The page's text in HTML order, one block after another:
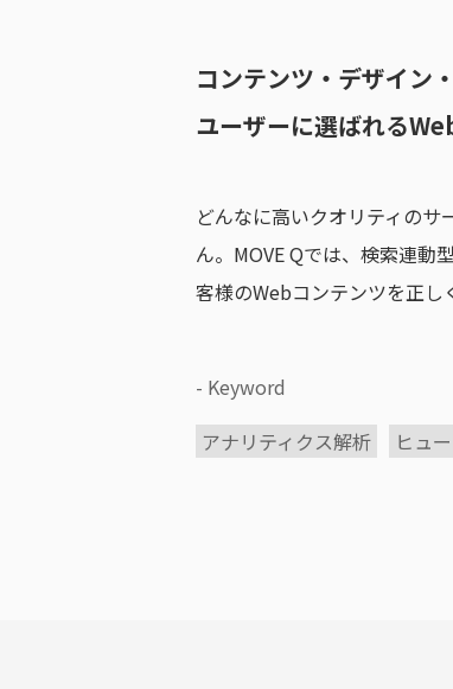
コンテンツ・デザイン
ユーザーに選ばれる
どんなに高いクオリティの
ん。MOVE Qでは、検索連動
客様のWebコンテンツを正し
- Keyword
アナリティクス解析
ヒュ